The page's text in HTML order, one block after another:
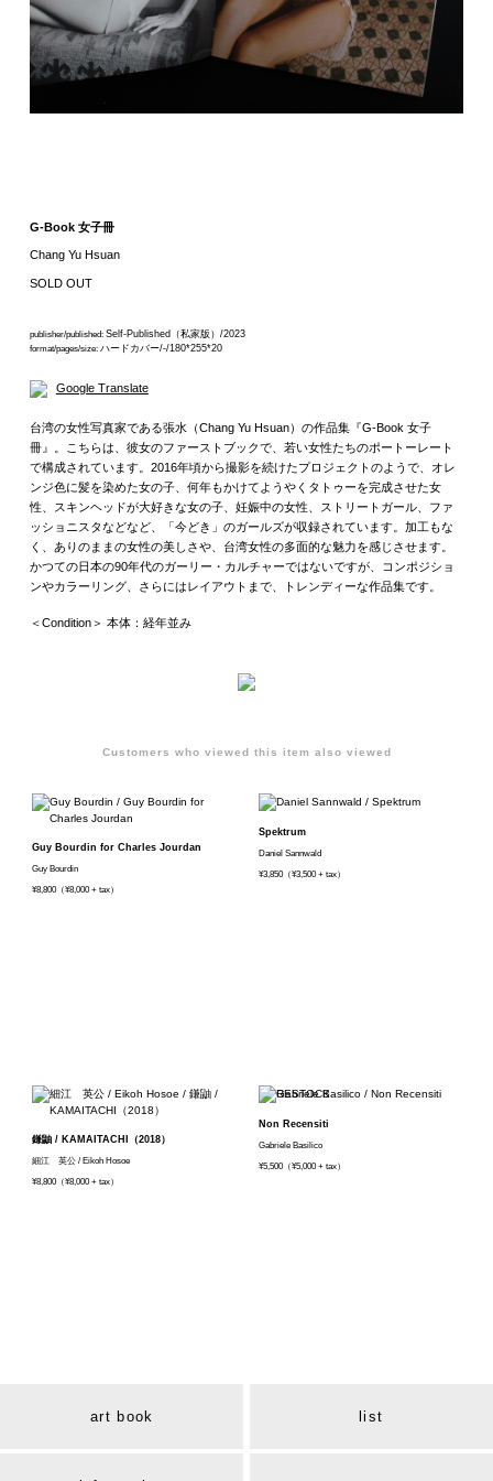
G-Book 女子冊
Chang Yu Hsuan
SOLD OUT
publisher/published: Self-Published（私家版）/2023
format/pages/size: ハードカバー/-/180*255*20
Google Translate
台湾の女性写真家である張水（Chang Yu Hsuan）の作品集『G-Book 女子
冊』。こちらは、彼女のファーストブックで、若い女性たちのポートーレート
で構成されています。2016年頃から撮影を続けたプロジェクトのようで、オレ
ンジ色に髪を染めた女の子、何年もかけてようやくタトゥーを完成させた女
性、スキンヘッドが大好きな女の子、妊娠中の女性、ストリートガール、ファ
ッショニスタなどなど、「今どき」のガールズが収録されています。加工もな
く、ありのままの女性の美しさや、台湾女性の多面的な魅力を感じさせます。
かつての日本の90年代のガーリー・カルチャーではないですが、コンポジショ
ンやカラーリング、さらにはレイアウトまで、トレンディーな作品集です。
＜Condition＞ 本体：経年並み
Customers who viewed this item also viewed
Guy Bourdin for Charles Jourdan
Guy Bourdin
¥8,800（¥8,000 + tax）
Spektrum
Daniel Sannwald
¥3,850（¥3,500 + tax）
鎌鼬 / KAMAITACHI（2018）
細江 英公 / Eikoh Hosoe
¥8,800（¥8,000 + tax）
Non Recensiti
Gabriele Basilico
¥5,500（¥5,000 + tax）
art book list